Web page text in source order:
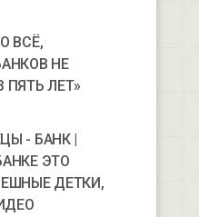
ВСЁ,
НЕ
ПЯТЬ ЛЕТ»
- БАНК |
ЭТО
ДЕТКИ,